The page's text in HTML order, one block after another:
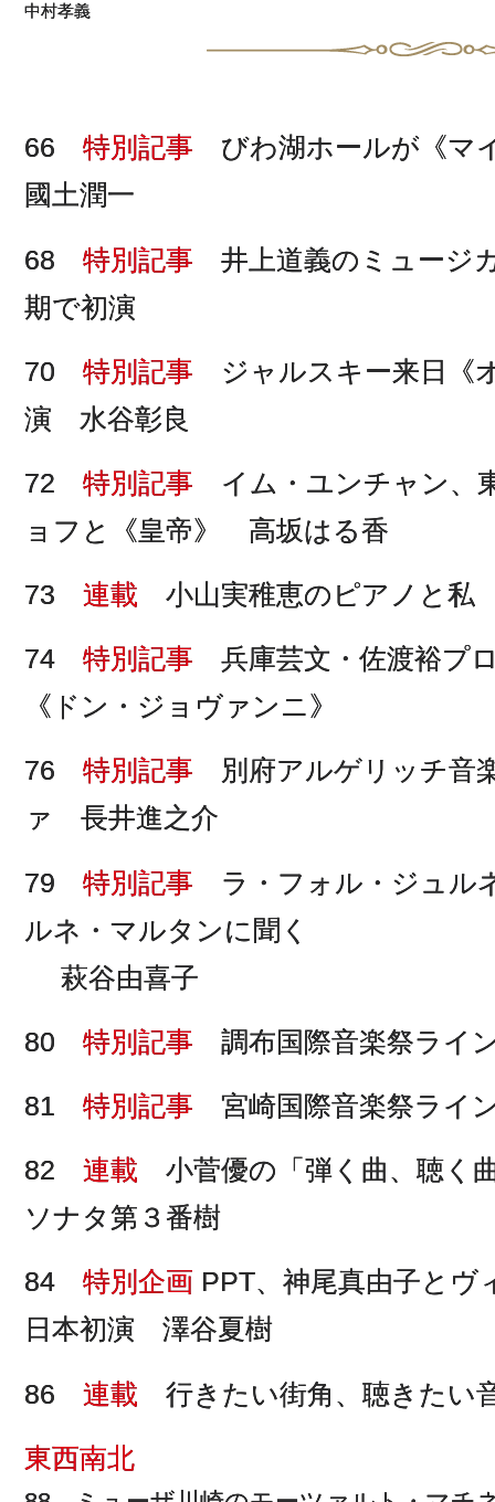
中村孝義
66 特別記事 びわ湖ホールが《マ
國土潤一
68 特別記事 井上道義のミュージ
期で初演
70 特別記事 ジャルスキー来日《
演 水谷彰良
72 特別記事 イム・ユンチャン、
ョフと《皇帝》 高坂はる香
73 連載 小山実稚恵のピアノと
74 特別記事 兵庫芸文・佐渡裕プ
《ドン・ジョヴァンニ》
76 特別記事 別府アルゲリッチ音
ァ 長井進之介
79 特別記事 ラ・フォル・ジュル
ルネ・マルタンに聞く
萩谷由喜子
80 特別記事 調布国際音楽祭ライ
81 特別記事 宮崎国際音楽祭ライ
82 連載 小菅優の「弾く曲、聴く
ソナタ第３番樹
84 特別企画 PPT、神尾真由子とヴ
日本初演 澤谷夏樹
86 連載 行きたい街角、聴きたい
東西南北